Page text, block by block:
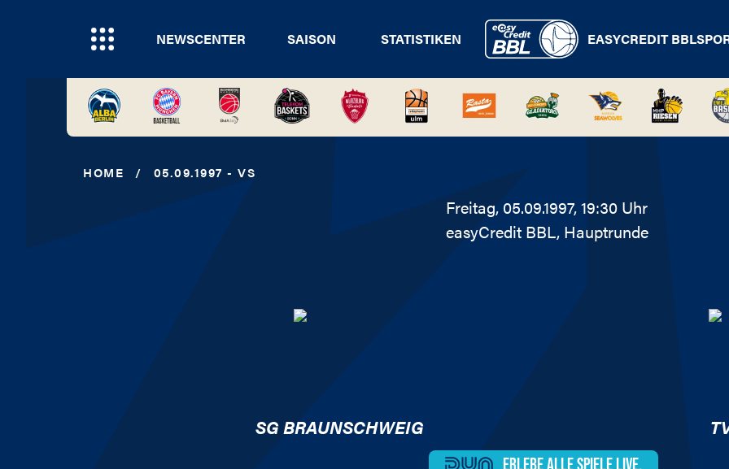
NEWSCENTER SAISON STATISTIKEN EASYCREDIT BBL
HOME / 05.09.1997 - VS
Freitag, 05.09.1997, 19:30 Uhr
easyCredit BBL, Hauptrunde
SG BRAUNSCHWEIG